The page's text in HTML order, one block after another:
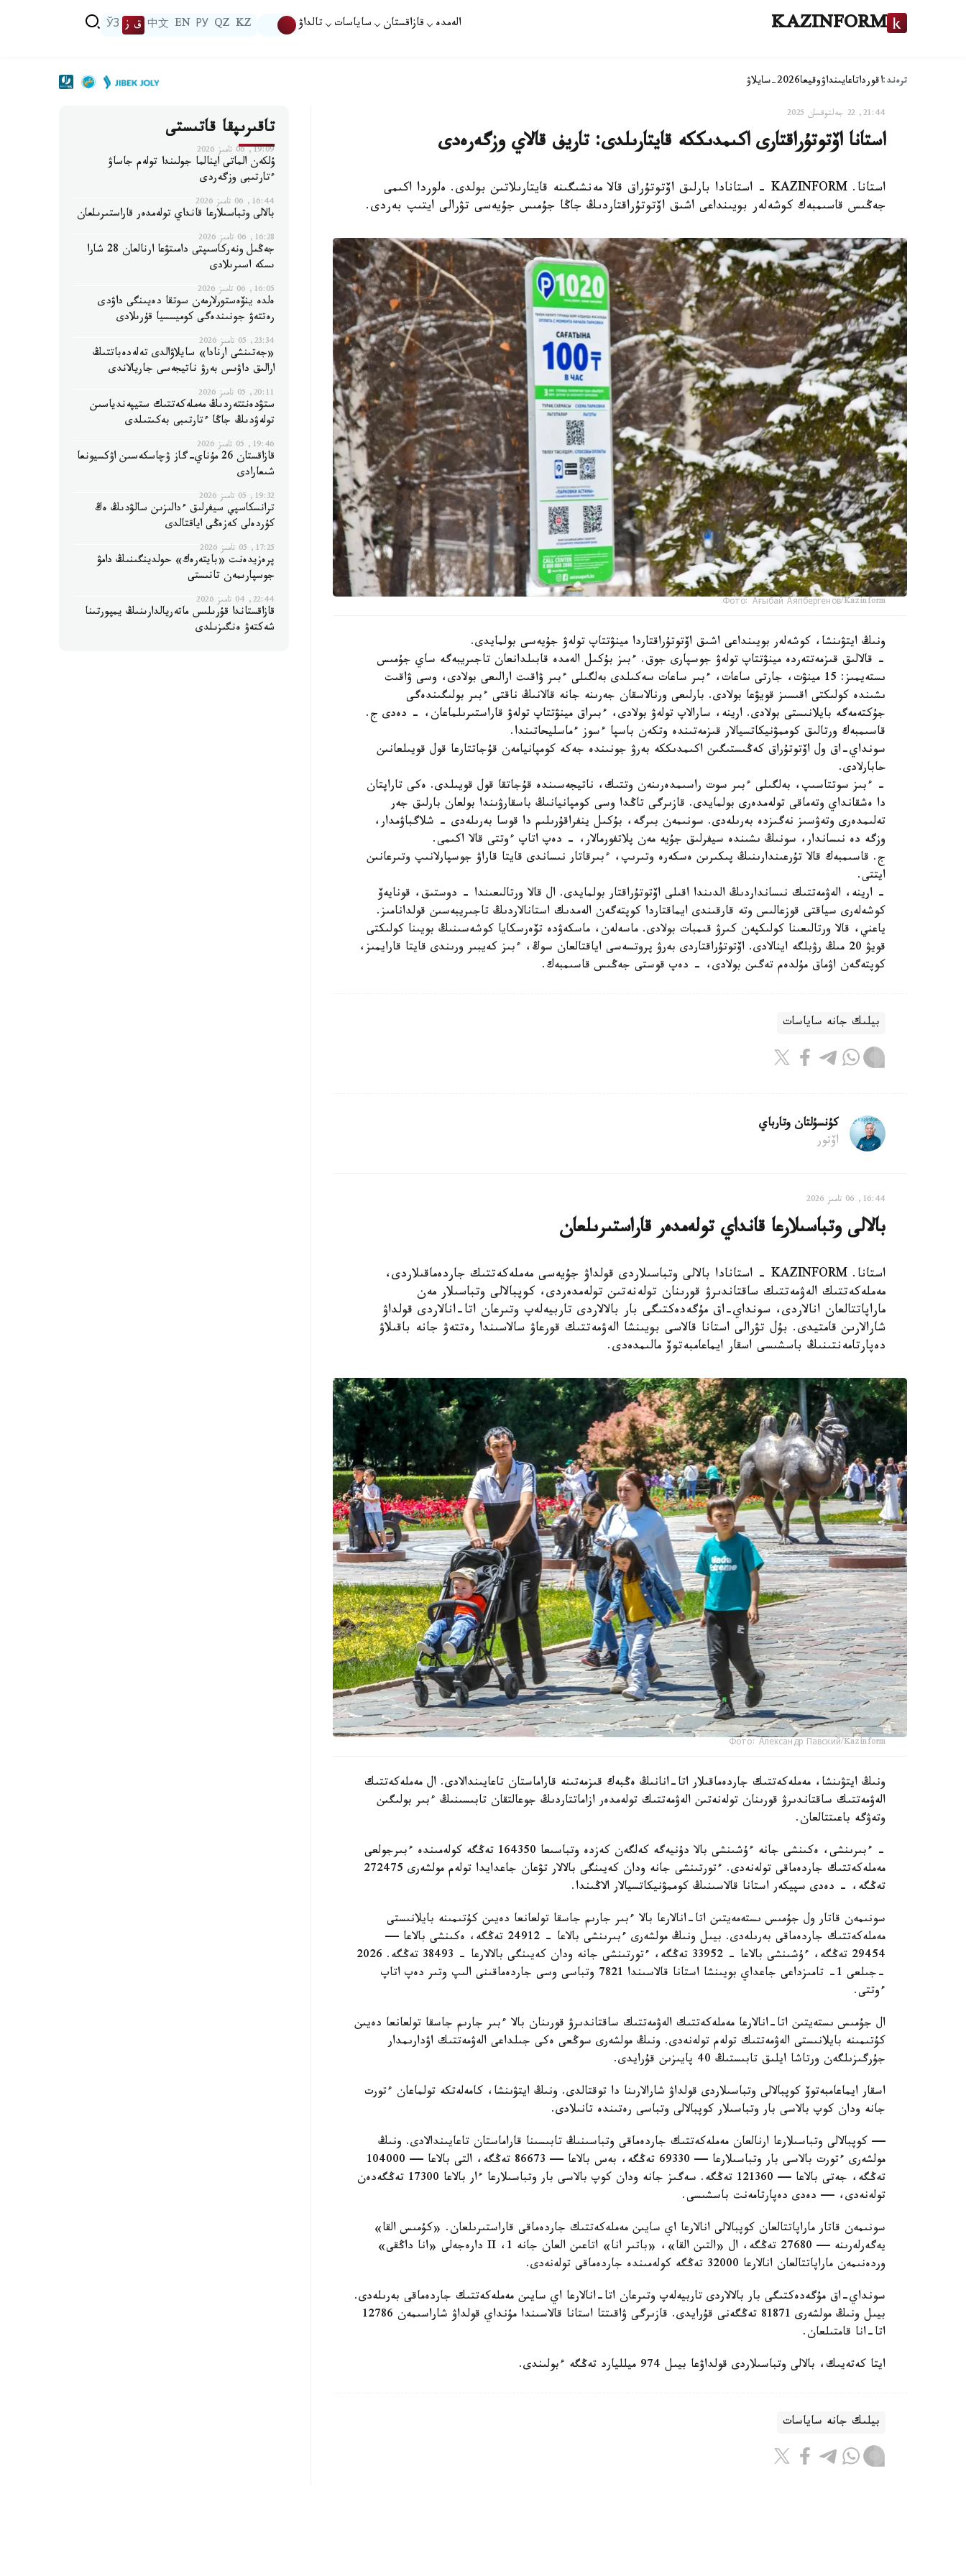
KAZINFORM الەمدە قازاقستان ساياسات تالداۋ KZ
QZ
РУ
EN
中文 ق ز ЎЗ
ترەند:اقورداتاعايىنداۋوقيعا2026-سايلاۋ
21:44, 22 جەلتوقسان 2025
استانا اۆتوتۇراقتارى اكىمدىككە قايتارىلدى: تاريف قالاي وزگەرەدى
استانا. KAZINFORM - استانادا بارلىق اۆتوتۇراق قالا مەنشىگىنە قايتارىلاتىن بولدى. ەلوردا اكىمى
جەڭىس قاسىمبەك كوشەلەر بويىنداعى اشىق اۆتوتۇراقتاردىڭ جاڭا جۇمىس جۇيەسى تۋرالى ايتىپ بەردى.
Фото: Ағыбай Аяпбергенов/Kazinform
ونىڭ ايتۋىنشا، كوشەلەر بويىنداعى اشىق اۆتوتۇراقتاردا مينۋتتاپ تولەۋ جۇيەسى بولمايدى.
- قالالىق قىزمەتتەردە مينۋتتاپ تولەۋ جوسپارى جوق. ءبىز بۇكىل الەمدە قابىلدانعان تاجىريبەگە ساي جۇمىس
ىستەيمىز: 15 مينۋت، جارتى ساعات، ءبىر ساعات سەكىلدى بەلگىلى ءبىر ۋاقىت ارالىعى بولادى، وسى ۋاقىت
ىشىندە كولىكتى اقىسىز قويۋعا بولادى. بارلىعى ورنالاسقان جەرىنە جانە قالانىڭ ناقتى ءبىر بولىگىندەگى
جۇكتەمەگە بايلانىستى بولادى. ارينە، سارالاپ تولەۋ بولادى، ءبىراق مينۋتتاپ تولەۋ قاراستىرىلماعان، - دەدى ج.
قاسىمبەك ورتالىق كوممۋنيكاتسيالار قىزمەتىندە وتكەن باسپا ءسوز ءماسليحاتىندا.
سونداي-اق ول اۆتوتۇراق كەڭىستىگىن اكىمدىككە بەرۋ جونىندە جەكە كومپانيامەن قۇجاتتارعا قول قويىلعانىن
حابارلادى.
- ءبىز سوتتاسىپ، بەلگىلى ءبىر سوت راسىمدەرىنەن وتتىك، ناتيجەسىندە قۇجاتقا قول قويىلدى. ەكى تاراپتان
دا ەشقانداي وتەماقى تولەمدەرى بولمايدى. قازىرگى تاڭدا وسى كومپانيانىڭ باسقارۋىندا بولعان بارلىق جەر
تەلىمدەرى وتەۋسىز نەگىزدە بەرىلەدى. سونىمەن بىرگە، بۇكىل ينفراقۇرىلىم دا قوسا بەرىلەدى - شلاگباۋمدار،
وزگە دە نىساندار، سونىڭ ىشىندە سيفرلىق جۇيە مەن پلاتفورمالار، - دەپ اتاپ ءوتتى قالا اكىمى.
ج. قاسىمبەك قالا تۇرعىندارىنىڭ پىكىرىن ەسكەرە وتىرىپ، ءبىرقاتار نىساندى قايتا قاراۋ جوسپارلانىپ وتىرعانىن
ايتتى.
- ارينە، الەۋمەتتىك نىسانداردىڭ الدىندا اقىلى اۆتوتۇراقتار بولمايدى. ال قالا ورتالىعىندا - دوستىق، قونايەۆ
كوشەلەرى سياقتى قوزعالىس وتە قارقىندى ايماقتاردا كوپتەگەن الەمدىك استانالاردىڭ تاجىريبەسىن قولدانامىز.
ياعني، قالا ورتالىعىنا كولىكپەن كىرۋ قىمبات بولادى. ماسەلەن، ماسكەۋدە تۆەرسكايا كوشەسىنىڭ بويىنا كولىكتى
قويۋ 20 مىڭ رۋبلگە اينالادى. اۆتوتۇراقتاردى بەرۋ پروتسەسى اياقتالعان سوڭ، ءبىز كەيبىر ورىندى قايتا قارايمىز،
كوپتەگەن اۋماق مۇلدەم تەگىن بولادى، - دەپ قوستى جەڭىس قاسىمبەك.
بيلىك جانە ساياسات
كۇنسۇلتان وتارباي
اۆتور
16:44, 06 تامىز 2026
بالالى وتباسىلارعا قانداي تولەمدەر قاراستىرىلعان
استانا. KAZINFORM - استانادا بالالى وتباسىلاردى قولداۋ جۇيەسى مەملەكەتتىك جاردەماقىلاردى،
مەملەكەتتىك الەۋمەتتىك ساقتاندىرۋ قورىنان تولەنەتىن تولەمدەردى، كوپبالالى وتباسىلار مەن
ماراپاتتالعان انالاردى، سونداي-اق مۇگەدەكتىگى بار بالالاردى تاربيەلەپ وتىرعان اتا-انالاردى قولداۋ
شارالارىن قامتيدى. بۇل تۋرالى استانا قالاسى بويىنشا الەۋمەتتىك قورعاۋ سالاسىندا رەتتەۋ جانە باقىلاۋ
دەپارتامەنتىنىڭ باسشىسى اسقار ايماعامبەتوۆ مالىمدەدى.
Фото: Александр Павский/Kazinform
ونىڭ ايتۋىنشا، مەملەكەتتىك جاردەماقىلار اتا-انانىڭ ەڭبەك قىزمەتىنە قاراماستان تاعايىندالادى. ال مەملەكەتتىك
الەۋمەتتىك ساقتاندىرۋ قورىنان تولەنەتىن الەۋمەتتىك تولەمدەر ازاماتتاردىڭ جوعالتقان تابىسىنىڭ ءبىر بولىگىن
وتەۋگە باعىتتالعان.
- ءبىرىنشى، ەكىنشى جانە ءۇشىنشى بالا دۇنيەگە كەلگەن كەزدە وتباسىعا 164350 تەڭگە كولەمىندە ءبىرجولعى
مەملەكەتتىك جاردەماقى تولەنەدى. ءتورتىنشى جانە ودان كەيىنگى بالالار تۋعان جاعدايدا تولەم مولشەرى 272475
تەڭگە، - دەدى سپيكەر استانا قالاسىنىڭ كوممۋنيكاتسيالار الاڭىندا.
سونىمەن قاتار ول جۇمىس ىستەمەيتىن اتا-انالارعا بالا ءبىر جارىم جاسقا تولعانعا دەيىن كۇتىمىنە بايلانىستى
مەملەكەتتىك جاردەماقى بەرىلەدى. بيىل ونىڭ مولشەرى ءبىرىنشى بالاعا - 24912 تەڭگە، ەكىنشى بالاعا —
29454 تەڭگە، ءۇشىنشى بالاعا - 33952 تەڭگە، ءتورتىنشى جانە ودان كەيىنگى بالالارعا - 38493 تەڭگە. 2026
-جىلعى 1- تامىزداعى جاعداي بويىنشا استانا قالاسىندا 7821 وتباسى وسى جاردەماقىنى الىپ وتىر دەپ اتاپ
ءوتتى.
ال جۇمىس ىستەيتىن اتا-انالارعا مەملەكەتتىك الەۋمەتتىك ساقتاندىرۋ قورىنان بالا ءبىر جارىم جاسقا تولعانعا دەيىن
كۇتىمىنە بايلانىستى الەۋمەتتىك تولەم تولەنەدى. ونىڭ مولشەرى سوڭعى ەكى جىلداعى الەۋمەتتىك اۋدارىمدار
جۇرگىزىلگەن ورتاشا ايلىق تابىستىڭ 40 پايىزىن قۇرايدى.
اسقار ايماعامبەتوۆ كوپبالالى وتباسىلاردى قولداۋ شارالارىنا دا توقتالدى. ونىڭ ايتۋىنشا، كامەلەتكە تولماعان ءتورت
جانە ودان كوپ بالاسى بار وتباسىلار كوپبالالى وتباسى رەتىندە تانىلادى.
— كوپبالالى وتباسىلارعا ارنالعان مەملەكەتتىك جاردەماقى وتباسىنىڭ تابىسىنا قاراماستان تاعايىندالادى. ونىڭ
مولشەرى ءتورت بالاسى بار وتباسىلارعا — 69330 تەڭگە، بەس بالاعا — 86673 تەڭگە، التى بالاعا — 104000
تەڭگە، جەتى بالاعا — 121360 تەڭگە. سەگىز جانە ودان كوپ بالاسى بار وتباسىلارعا ءار بالاعا 17300 تەڭگەدەن
تولەنەدى، — دەدى دەپارتامەنت باسشىسى.
سونىمەن قاتار ماراپاتتالعان كوپبالالى انالارعا اي سايىن مەملەكەتتىك جاردەماقى قاراستىرىلعان. «كۇمىس القا»
يەگەرلەرىنە — 27680 تەڭگە، ال «التىن القا»، «باتىر انا» اتاعىن العان جانە 1، II دارەجەلى «انا داڭقى»
وردەنىمەن ماراپاتتالعان انالارعا 32000 تەڭگە كولەمىندە جاردەماقى تولەنەدى.
سونداي-اق مۇگەدەكتىگى بار بالالاردى تاربيەلەپ وتىرعان اتا-انالارعا اي سايىن مەملەكەتتىك جاردەماقى بەرىلەدى.
بيىل ونىڭ مولشەرى 81871 تەڭگەنى قۇرايدى. قازىرگى ۋاقىتتا استانا قالاسىندا مۇنداي قولداۋ شاراسىمەن 12786
اتا-انا قامتىلعان.
ايتا كەتەيىك، بالالى وتباسىلاردى قولداۋعا بيىل 974 ميلليارد تەڭگە ءبولىندى.
بيلىك جانە ساياسات
تاقىرىپقا قاتىستى
19:09, 06 تامىز 2026
ۇلكەن الماتى اينالما جولىندا تولەم جاساۋ
ءتارتىبى وزگەردى
16:44, 06 تامىز 2026
بالالى وتباسىلارعا قانداي تولەمدەر قاراستىرىلعان
16:28, 06 تامىز 2026
جەڭىل ونەركاسىپتى دامىتۋعا ارنالعان 28 شارا
ىسكە اسىرىلادى
16:05, 06 تامىز 2026
ەلدە ينۆەستورلارمەن سوتقا دەيىنگى داۋدى
رەتتەۋ جونىندەگى كوميسسيا قۇرىلادى
23:34, 05 تامىز 2026
«جەتىنشى ارنادا» سايلاۋالدى تەلەدەباتتىڭ
ارالىق داۋىس بەرۋ ناتيجەسى جاريالاندى
20:11, 05 تامىز 2026
ستۋدەنتتەردىڭ مەملەكەتتىك ستيپەندياسىن
تولەۋدىڭ جاڭا ءتارتىبى بەكىتىلدى
19:46, 05 تامىز 2026
قازاقستان 26 مۇناي-گاز ۋچاسكەسىن اۋكسيونعا
شىعارادى
19:32, 05 تامىز 2026
ترانسكاسپي سيفرلىق ءدالىزىن سالۋدىڭ ەڭ
كۇردەلى كەزەڭى اياقتالدى
17:25, 05 تامىز 2026
پرەزيدەنت «بايتەرەك» حولدينگىنىڭ دامۋ
جوسپارىمەن تانىستى
22:44, 04 تامىز 2026
قازاقستاندا قۇرىلىس ماتەريالدارىنىڭ يمپورتىنا
شەكتەۋ ەنگىزىلدى